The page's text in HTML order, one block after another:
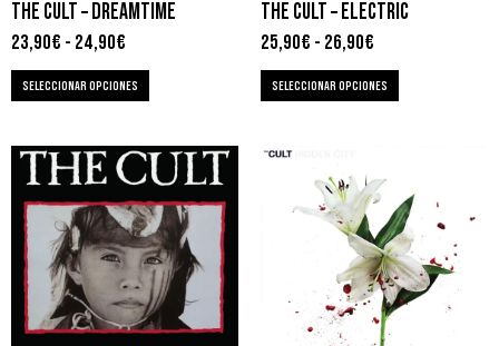
THE CULT – DREAMTIME
23,90€ - 24,90€
SELECCIONAR OPCIONES
THE CULT – ELECTRIC
25,90€ - 26,90€
SELECCIONAR OPCIONES